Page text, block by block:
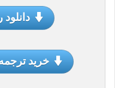
خرید